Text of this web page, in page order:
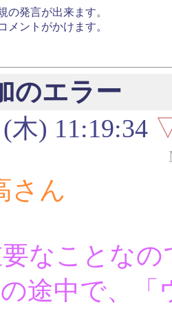
の発言が出来ます。
メントがかけます。
のエラー
木) 11:19:34
さん
なことなの
途中で、